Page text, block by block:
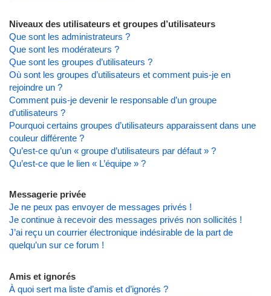
Niveaux des utilisateurs et groupes d’utilisateurs
Que sont les administrateurs ?
Que sont les modérateurs ?
Que sont les groupes d’utilisateurs ?
Où sont les groupes d’utilisateurs et comment puis-je en
rejoindre un ?
Comment puis-je devenir le responsable d’un groupe
d’utilisateurs ?
Pourquoi certains groupes d’utilisateurs apparaissent dans une
couleur différente ?
Qu’est-ce qu’un « groupe d’utilisateurs par défaut » ?
Qu’est-ce que le lien « L’équipe » ?
Messagerie privée
Je ne peux pas envoyer de messages privés !
Je continue à recevoir des messages privés non sollicités !
J’ai reçu un courrier électronique indésirable de la part de
quelqu’un sur ce forum !
Amis et ignorés
À quoi sert ma liste d’amis et d’ignorés ?